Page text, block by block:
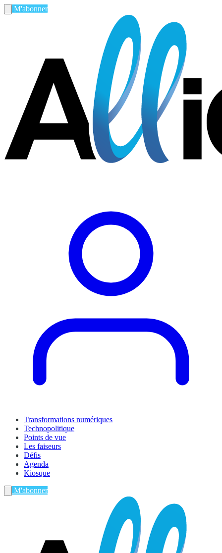
M'abonner
Transformations numériques
Technopolitique
Points de vue
Les faiseurs
Défis
Agenda
Kiosque
M'abonner